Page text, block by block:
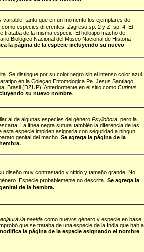
variable, tanto que en un momento los ejemplares de
especies diferentes: Zagresu sp. 2 y Z. sp. 4. El
trataba de la misma especie. El holotipo macho de
Biológico Nacional del Museo Nacional de Historia
la página de la especie incluyendo su nuevo
Se distingue por su color negro sin el intenso color azul
en la Coleçao Entomologica Pe. Jesus Santiago
Brasil (DZUP). Anteriormente en el sitio como Curinus
su nuevo nombre.
al de algunas especies del género Psyllobora, pero la
La línea negra sutural también la diferencia de las
especie impiden asignarla con seguridad a ningun
genital del macho. Se agrega la página de la
diseño muy contrastado y nítido y tamaño grande. No
Especie probablemente no descrita. Se agrega la
de la hembra.
naeida como nuevos género y especie en base
que se trataba de una especie de la India que había
la página de la especie asignando el nombre